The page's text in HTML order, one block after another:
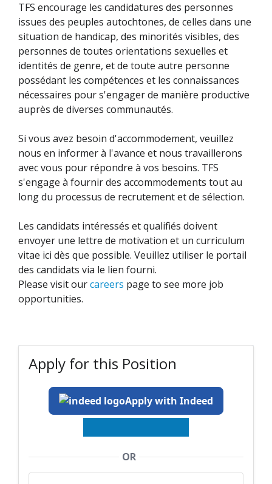
TFS encourage les candidatures des personnes
issues des peuples autochtones, de celles dans une
situation de handicap, des minorités visibles, des
personnes de toutes orientations sexuelles et
identités de genre, et de toute autre personne
possédant les compétences et les connaissances
nécessaires pour s'engager de manière productive
auprès de diverses communautés.
Si vous avez besoin d'accommodement, veuillez
nous en informer à l'avance et nous travaillerons
avec vous pour répondre à vos besoins. TFS
s'engage à fournir des accommodements tout au
long du processus de recrutement et de sélection.
Les candidats intéressés et qualifiés doivent
envoyer une lettre de motivation et un curriculum
vitae ici dès que possible. Veuillez utiliser le portail
des candidats via le lien fourni.
Please visit ourcareers page to see more job
opportunities.
Apply for this Position
Apply with Indeed
OR